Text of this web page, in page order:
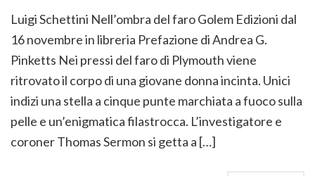
Luigi Schettini Nell’ombra del faro Golem Edizioni dal
16 novembre in libreria Prefazione di Andrea G.
Pinketts Nei pressi del faro di Plymouth viene
ritrovato il corpo di una giovane donna incinta. Unici
indizi una stella a cinque punte marchiata a fuoco sulla
pelle e un’enigmatica filastrocca. L’investigatore e
coroner Thomas Sermon si getta a […]